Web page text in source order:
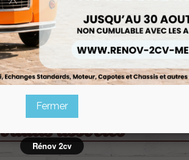
Bague écrou de
méhari et dyane. P our
La bague mesurant un
associés
Fermer
Rénov 2cv